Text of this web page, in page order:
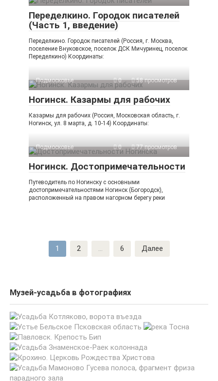
Переделкино. Городок писателей
(Часть 1, введение)
Переделкино. Городок писателей (Россия, г. Москва,
поселение Внуковское, поселок ДСК Мичуринец, поселок
Переделкино) Координаты:
Подмосковье 0 58 просмотров
Ногинск. Казармы для рабочих
Казармы для рабочих (Россия, Московская область, г.
Ногинск, ул. 8 марта, д. 10-14) Координаты:
Подмосковье 0 77 просмотров
Ногинск. Достопримечательности
Путеводитель по Ногинску с основными
достопримечательностями Ногинск (Богородск),
расположенный на правом нагорном берегу реки
1 2 … 6 Далее
Музей-усадьба в фотографиях